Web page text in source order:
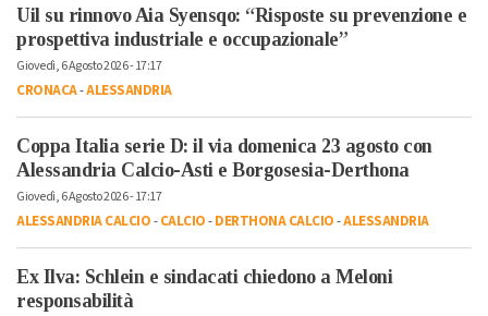
Uil su rinnovo Aia Syensqo: “Risposte su prevenzione e
prospettiva industriale e occupazionale”
Giovedì, 6 Agosto 2026 - 17:17
CRONACA-ALESSANDRIA
Coppa Italia serie D: il via domenica 23 agosto con
Alessandria Calcio-Asti e Borgosesia-Derthona
Giovedì, 6 Agosto 2026 - 17:17
ALESSANDRIA CALCIO-CALCIO-DERTHONA CALCIO-ALESSANDRIA
Ex Ilva: Schlein e sindacati chiedono a Meloni
responsabilità